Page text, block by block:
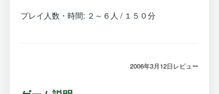
プレイ人数・時間: ２～６人 / １５０分
2006年3月12日レビュー